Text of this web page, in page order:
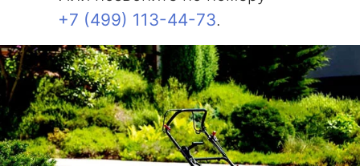
+7 (499) 113-44-73.